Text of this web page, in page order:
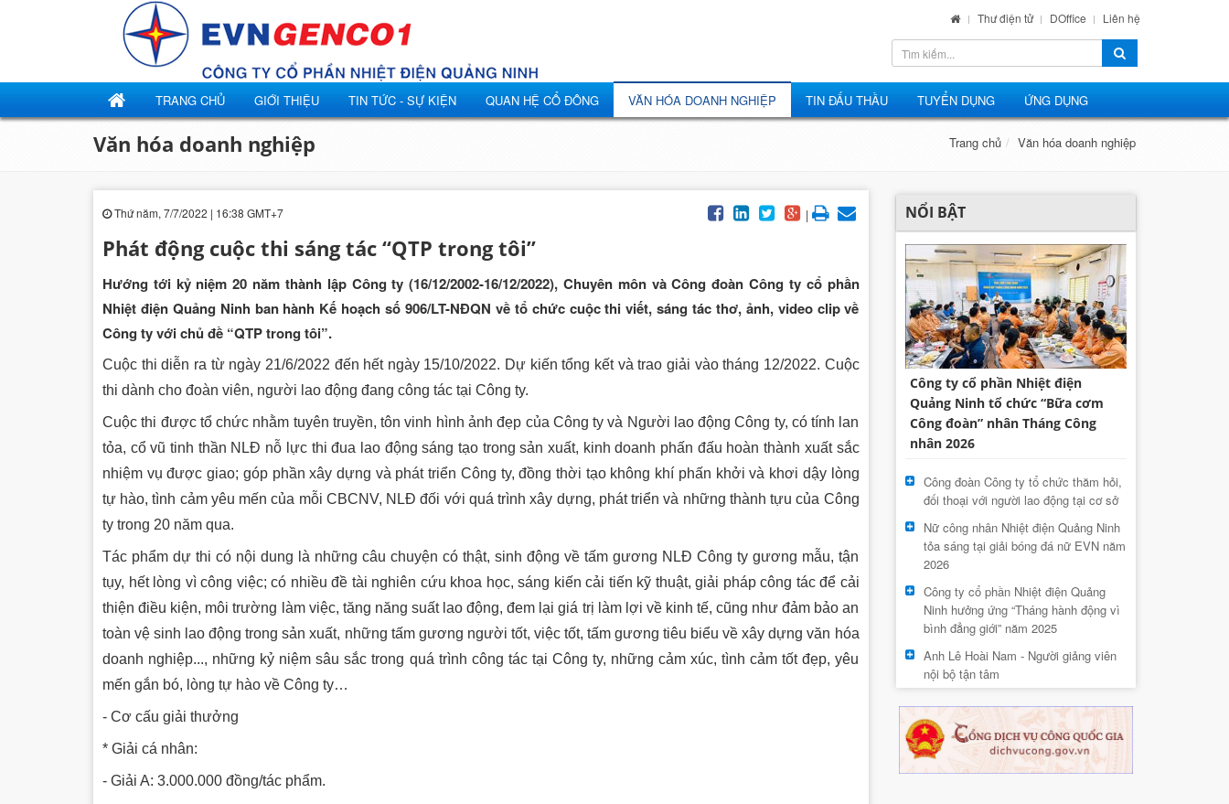
Thư điện tử DOffice Liên hệ
TRANG CHỦ GIỚI THIỆU TIN TỨC - SỰ KIỆN QUAN HỆ CỔ ĐÔNG VĂN HÓA DOANH NGHIỆP TIN ĐẤU THẦU TUYỂN DỤNG ỨNG DỤNG
Văn hóa doanh nghiệp Trang chủ Văn hóa doanh nghiệp
Thứ năm, 7/7/2022 | 16:38 GMT+7 |
Phát động cuộc thi sáng tác “QTP trong tôi”
Hướng tới kỷ niệm 20 năm thành lập Công ty (16/12/2002-16/12/2022), Chuyên môn và Công đoàn Công ty cổ phần
Nhiệt điện Quảng Ninh ban hành Kế hoạch số 906/LT-NĐQN về tổ chức cuộc thi viết, sáng tác thơ, ảnh, video clip về
Công ty với chủ đề “QTP trong tôi”.
Cuộc thi diễn ra từ ngày 21/6/2022 đến hết ngày 15/10/2022. Dự kiến tổng kết và trao giải vào tháng 12/2022. Cuộc
thi dành cho đoàn viên, người lao động đang công tác tại Công ty.
Cuộc thi được tổ chức nhằm tuyên truyền, tôn vinh hình ảnh đẹp của Công ty và Người lao động Công ty, có tính lan
tỏa, cổ vũ tinh thần NLĐ nỗ lực thi đua lao động sáng tạo trong sản xuất, kinh doanh phấn đấu hoàn thành xuất sắc
nhiệm vụ được giao; góp phần xây dựng và phát triển Công ty, đồng thời tạo không khí phấn khởi và khơi dậy lòng
tự hào, tình cảm yêu mến của mỗi CBCNV, NLĐ đối với quá trình xây dựng, phát triển và những thành tựu của Công
ty trong 20 năm qua.
Tác phẩm dự thi có nội dung là những câu chuyện có thật, sinh động về tấm gương NLĐ Công ty gương mẫu, tận
tụy, hết lòng vì công việc; có nhiều đề tài nghiên cứu khoa học, sáng kiến cải tiến kỹ thuật, giải pháp công tác để cải
thiện điều kiện, môi trường làm việc, tăng năng suất lao động, đem lại giá trị làm lợi về kinh tế, cũng như đảm bảo an
toàn vệ sinh lao động trong sản xuất, những tấm gương người tốt, việc tốt, tấm gương tiêu biểu về xây dựng văn hóa
doanh nghiệp..., những kỷ niệm sâu sắc trong quá trình công tác tại Công ty, những cảm xúc, tình cảm tốt đẹp, yêu
mến gắn bó, lòng tự hào về Công ty…
- Cơ cấu giải thưởng
* Giải cá nhân:
- Giải A: 3.000.000 đồng/tác phẩm.
NỔI BẬT
Công ty cổ phần Nhiệt điện
Quảng Ninh tổ chức “Bữa cơm
Công đoàn” nhân Tháng Công
nhân 2026
Công đoàn Công ty tổ chức thăm hỏi,
đối thoại với người lao động tại cơ sở
Nữ công nhân Nhiệt điện Quảng Ninh
tỏa sáng tại giải bóng đá nữ EVN năm
2026
Công ty cổ phần Nhiệt điện Quảng
Ninh hưởng ứng “Tháng hành động vì
bình đẳng giới” năm 2025
Anh Lê Hoài Nam - Người giảng viên
nội bộ tận tâm